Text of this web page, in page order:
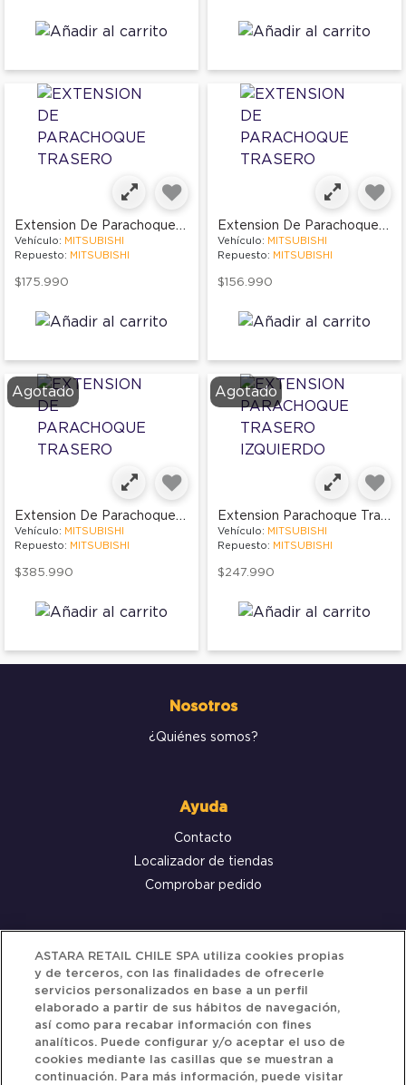
Extension De Parachoque Trasero
Vehículo: MITSUBISHI
Repuesto: MITSUBISHI
$175.990
Extension De Parachoque Trasero
Vehículo: MITSUBISHI
Repuesto: MITSUBISHI
$156.990
Agotado
Extension De Parachoque Trasero
Vehículo: MITSUBISHI
Repuesto: MITSUBISHI
$385.990
Agotado
Extension Parachoque Trasero Izquierdo
Vehículo: MITSUBISHI
Repuesto: MITSUBISHI
$247.990
Nosotros
¿Quiénes somos?
Ayuda
Contacto
Localizador de tiendas
Comprobar pedido
Servicio al cliente
Términos y Condiciones
Política de privacidad
Política de Cookies
ASTARA RETAIL CHILE SPA utiliza cookies propias
y de terceros, con las finalidades de ofrecerle
servicios personalizados en base a un perfil
elaborado a partir de sus hábitos de navegación,
así como para recabar información con fines
analíticos. Puede configurar y/o aceptar el uso de
cookies mediante las casillas que se muestran a
continuación. Para más información, puede visitar